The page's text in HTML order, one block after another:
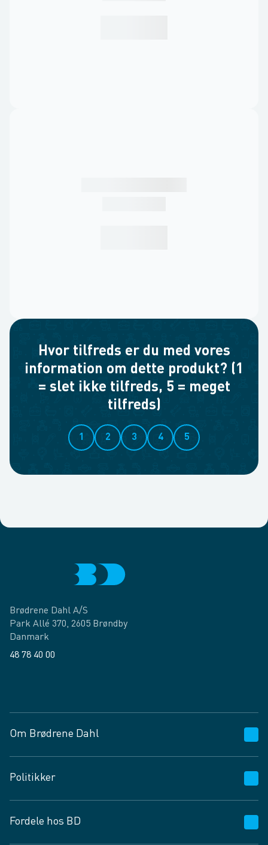
Hvor tilfreds er du med vores
information om dette produkt? (1
= slet ikke tilfreds, 5 = meget
tilfreds)
1 2 3 4 5
Brødrene Dahl A/S
Park Allé 370, 2605 Brøndby
Danmark
48 78 40 00
Om Brødrene Dahl
Vagttelefon 30 10 89 89
Spørgsmål og svar
Job og karriere
Politikker
Privatlivspolitik
Fordele hos BD